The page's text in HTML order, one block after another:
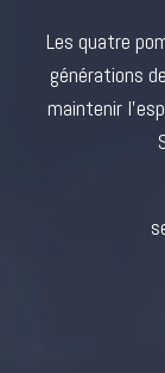
Les quatre
générations
maintenir